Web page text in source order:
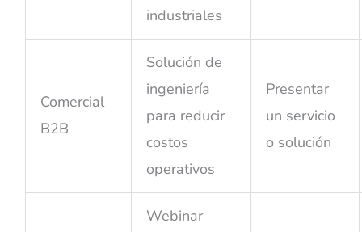
industriales
Comercial
B2B
Solución de
ingeniería
para reducir
costos
operativos
Presentar
un servicio
o solución
Webinar